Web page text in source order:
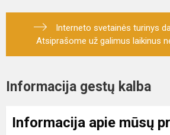
Interneto svetainės turinys
Atsiprašome už galimus laikinus
Informacija gestų kalba
Informacija apie mūsų